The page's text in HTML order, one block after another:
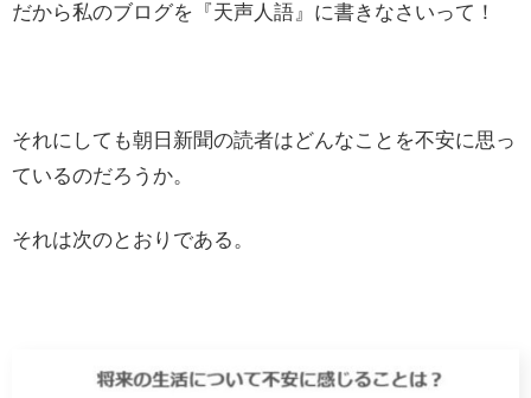
だから私のブログを『天声人語』に書きなさいって！
それにしても朝日新聞の読者はどんなことを不安に思っ
ているのだろうか。
それは次のとおりである。